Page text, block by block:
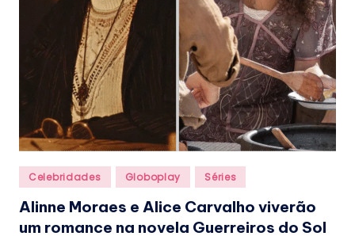
Posted
in
Celebridades Globoplay Séries
Alinne Moraes e Alice Carvalho viverão
um romance na novela Guerreiros do Sol